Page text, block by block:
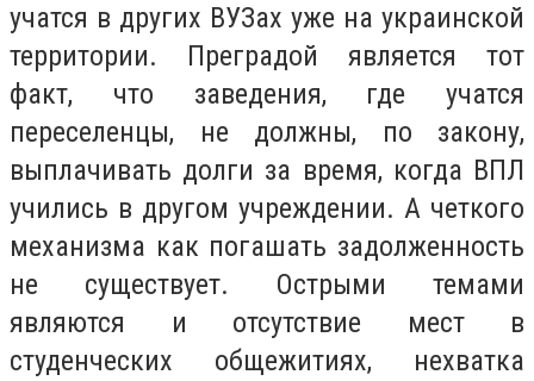
учатся в других ВУЗах уже на украинской
территории. Преградой является тот
факт, что заведения, где учатся
переселенцы, не должны, по закону,
выплачивать долги за время, когда ВПЛ
учились в другом учреждении. А четкого
механизма как погашать задолженность
не существует. Острыми темами
являются и отсутствие мест в
студенческих общежитиях, нехватка